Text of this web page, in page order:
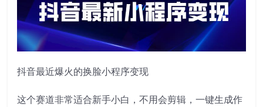
抖音最近爆火的换脸小程序变现
这个赛道非常适合新手小白，不用会剪辑，一键生成作